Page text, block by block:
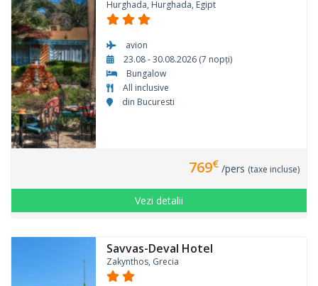
Hurghada, Hurghada, Egipt
avion
23.08 - 30.08.2026 (7 nopți)
Bungalow
All inclusive
din Bucuresti
769€ /pers (taxe incluse)
Vezi detalii
Savvas-Deval Hotel
Zakynthos, Grecia